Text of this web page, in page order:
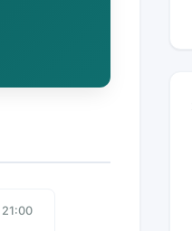
21:00